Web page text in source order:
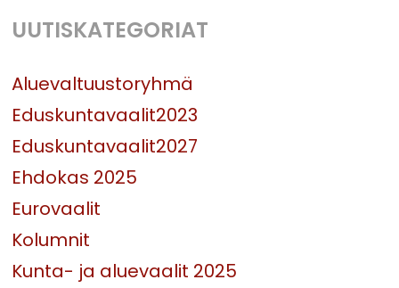
UUTISKATEGORIAT
Aluevaltuustoryhmä
Eduskuntavaalit2023
Eduskuntavaalit2027
Ehdokas 2025
Eurovaalit
Kolumnit
Kunta- ja aluevaalit 2025